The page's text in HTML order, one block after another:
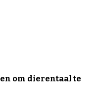
om dierentaal te